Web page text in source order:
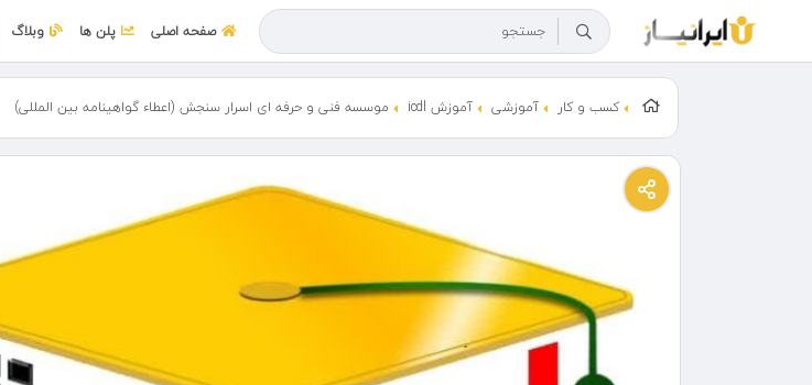
صفحه اصلی پلن ها وبلاگ
کسب و کار آموزشی آموزش icdl موسسه فنی و حرفه ای اسرار سنجش (اعطاء گواهینامه بین المللی)